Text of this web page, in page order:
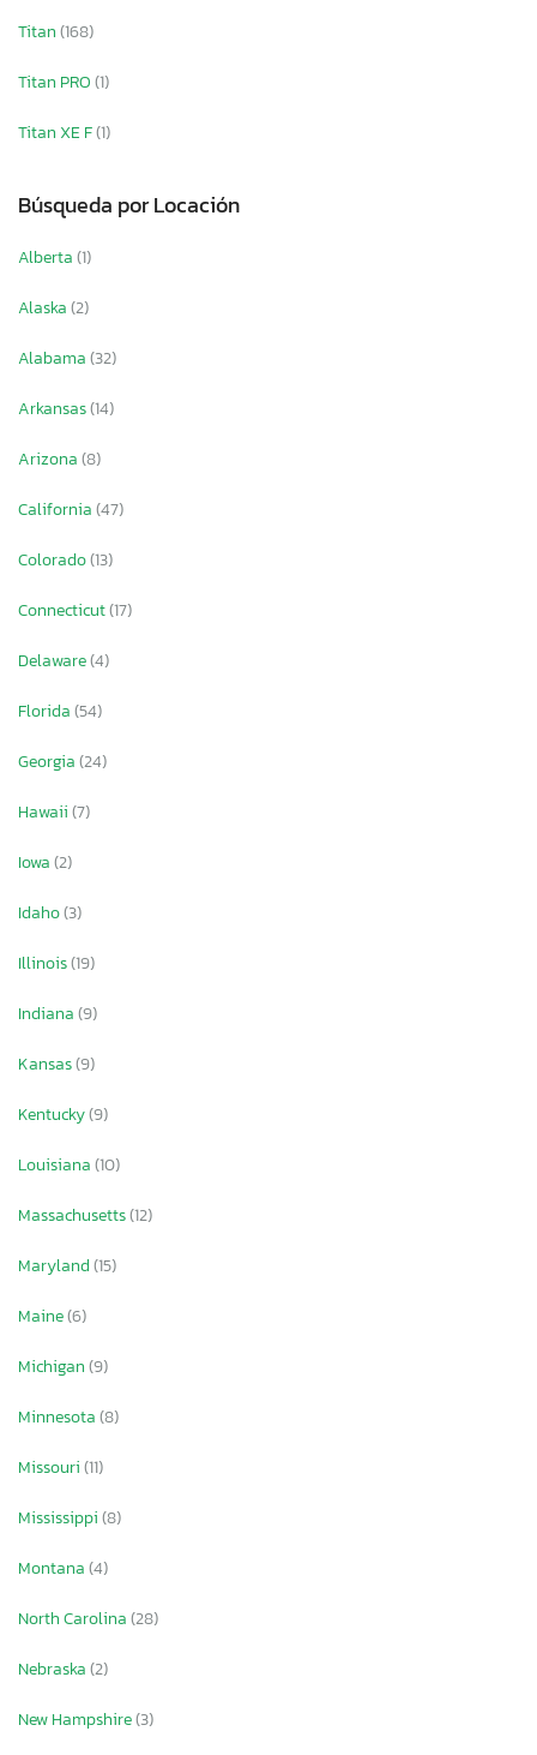
Titan(168)
Titan PRO(1)
Titan XE F(1)
Búsqueda por Locación
Alberta(1)
Alaska(2)
Alabama(32)
Arkansas(14)
Arizona(8)
California(47)
Colorado(13)
Connecticut(17)
Delaware(4)
Florida(54)
Georgia(24)
Hawaii(7)
Iowa(2)
Idaho(3)
Illinois(19)
Indiana(9)
Kansas(9)
Kentucky(9)
Louisiana(10)
Massachusetts(12)
Maryland(15)
Maine(6)
Michigan(9)
Minnesota(8)
Missouri(11)
Mississippi(8)
Montana(4)
North Carolina(28)
Nebraska(2)
New Hampshire(3)